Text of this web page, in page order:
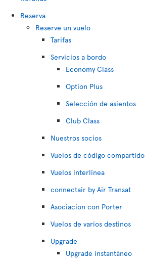
Reserva
Reserve un vuelo
Tarifas
Servicios a bordo
Economy Class
Option Plus
Selección de asientos
Club Class
Nuestros socios
Vuelos de código compartido
Vuelos interlínea
connectair by Air Transat
Asociacion con Porter
Vuelos de varios destinos
Upgrade
Upgrade instantáneo